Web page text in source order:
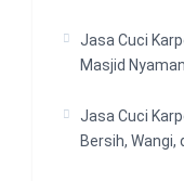
Jasa Cuci
Masjid
Jasa Cuci
Bersih,